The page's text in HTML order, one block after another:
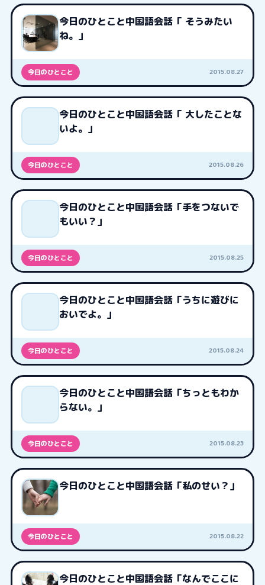
今日のひとこと中国語会話「 そうみたい
ね。」
今日のひとこと 2015.08.27
今日のひとこと中国語会話「 大したことな
いよ。」
今日のひとこと 2015.08.26
今日のひとこと中国語会話「手をつないで
もいい？」
今日のひとこと 2015.08.25
今日のひとこと中国語会話「うちに遊びに
おいでよ。」
今日のひとこと 2015.08.24
今日のひとこと中国語会話「ちっともわか
らない。」
今日のひとこと 2015.08.23
今日のひとこと中国語会話「私のせい？」
今日のひとこと 2015.08.22
今日のひとこと中国語会話「なんでここに